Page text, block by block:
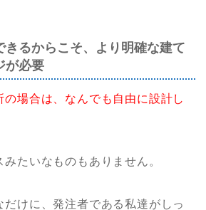
きるからこそ、より明確な建て
が必要
の場合は、なんでも自由に設計し
たいなものもありません。
だけに、発注者である私達がしっ